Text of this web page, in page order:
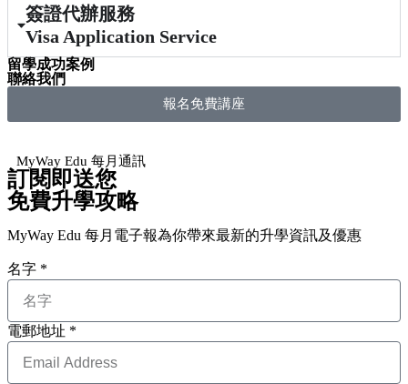
簽證代辦服務
Visa Application Service
留學成功案例
聯絡我們
報名免費講座
MyWay Edu 每月通訊
訂閱即送您
免費升學攻略
MyWay Edu 每月電子報為你帶來最新的升學資訊及優惠
名字 *
電郵地址 *